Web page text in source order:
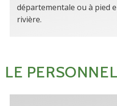
départementale ou à pied
rivière.
LE